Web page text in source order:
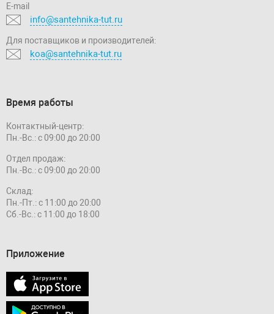
E-mail
info@santehnika-tut.ru
Для поставщиков и производителей:
koa@santehnika-tut.ru
Время работы
Контактный-центр:
Пн.-Вс.: с 09:00 до 20:00
Отдел продаж:
Пн.-Вс.: с 09:00 до 20:00
Склад:
Пн.-Пт.: с 11:00 до 20:00
Сб.-Вс.: с 11:00 до 18:00
Приложение